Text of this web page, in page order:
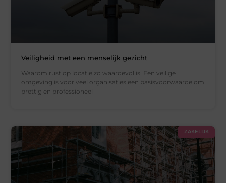
Veiligheid met een menselijk gezicht
Waarom rust op locatie zo waardevol is Een veilige
omgeving is voor veel organisaties een basisvoorwaarde om
prettig en professioneel
ZAKELIJK